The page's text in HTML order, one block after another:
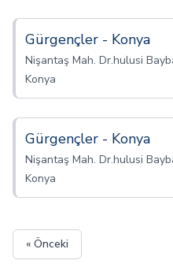
Gürgençler - Konya
Nişantaş Mah. Dr.hulusi
Konya
Gürgençler - Konya
Nişantaş Mah. Dr.hulusi
Konya
« Önceki